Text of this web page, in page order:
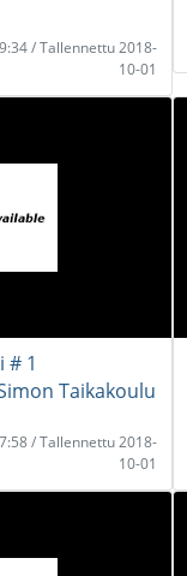
/ Tallennettu 2018-
10-01
# 1
Taikakoulu
/ Tallennettu 2018-
10-01